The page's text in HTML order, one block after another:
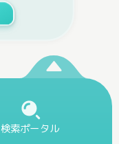
検索ポータル